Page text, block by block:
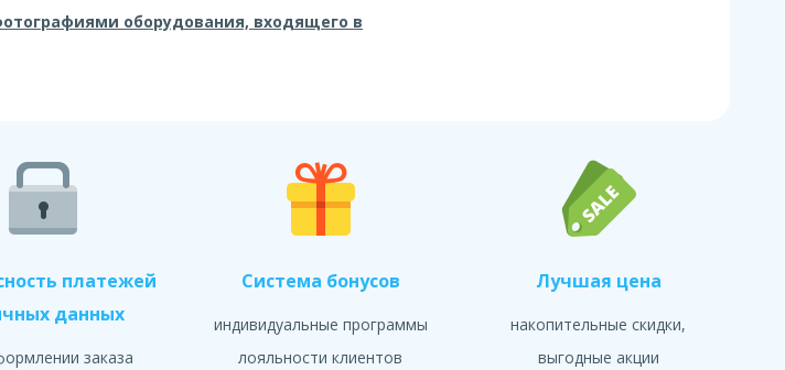
оборудования, входящего в
платежей
данных
заказа
Система бонусов
индивидуальные программы
лояльности клиентов
Лучшая цена
накопительные скидки,
выгодные акции